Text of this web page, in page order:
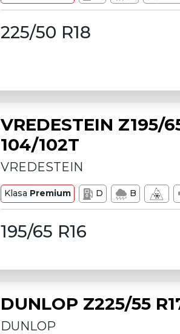
225/50 R18
VREDESTEIN Z195/
104/102T
VREDESTEIN
Klasa Premium D B
195/65 R16
DUNLOP Z225/55
DUNLOP